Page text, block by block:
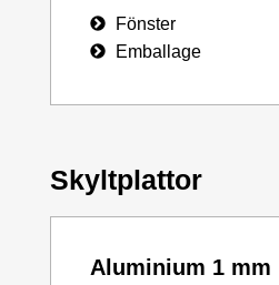
Fönster
Emballage
Skyltplattor
Aluminium 1 mm